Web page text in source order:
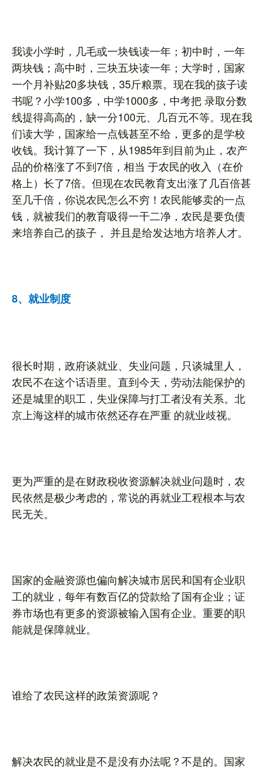
我读小学时，几毛或一块钱读一年；初中时，一年
两块钱；高中时，三块五块读一年；大学时，国家
一个月补贴20多块钱，35斤粮票。现在我的孩子读
书呢？小学100多，中学1000多，中考把 录取分数
线提得高高的，缺一分100元、几百元不等。现在我
们读大学，国家给一点钱甚至不给，更多的是学校
收钱。我计算了一下，从1985年到目前为止，农产
品的价格涨了不到7倍，相当 于农民的收入（在价
格上）长了7倍。但现在农民教育支出涨了几百倍甚
至几千倍，你说农民怎么不穷！农民能够卖的一点
钱，就被我们的教育吸得一干二净，农民是要负债
来培养自己的孩子， 并且是给发达地方培养人才。
8、就业制度
很长时期，政府谈就业、失业问题，只谈城里人，
农民不在这个话语里。直到今天，劳动法能保护的
还是城里的职工，失业保障与打工者没有关系。北
京上海这样的城市依然还存在严重 的就业歧视。
更为严重的是在财政税收资源解决就业问题时，农
民依然是极少考虑的，常说的再就业工程根本与农
民无关。
国家的金融资源也偏向解决城市居民和国有企业职
工的就业，每年有数百亿的贷款给了国有企业；证
券市场也有更多的资源被输入国有企业。重要的职
能就是保障就业。
谁给了农民这样的政策资源呢？
解决农民的就业是不是没有办法呢？不是的。国家